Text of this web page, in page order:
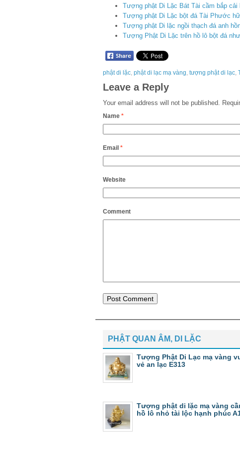
Tượng phật Di Lặc Bát Tài cầm bắp cải
Tượng phật Di Lặc bột đá Tài Phước
Tượng phật Di lặc ngồi thạch đá anh
Tượng Phật Di Lặc trên hồ lô bột đá
phật di lặc, phật di lạc mạ vàng, tượng phật di lạc,
Leave a Reply
Your email address will not be published.
Name *
Email *
Website
Comment
PHẬT QUAN ÂM, DI LẶC
Tượng Phật Di Lạc mạ vàng
vẻ an lạc E313
Tượng phật di lặc mạ vàng
hồ lô nhỏ tài lộc hạnh phúc